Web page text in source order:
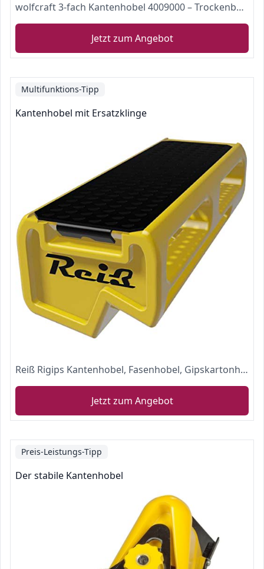
wolfcraft 3-fach Kantenhobel 4009000 – Trockenbau Hobel mit Dreifachklinge zum Anschrägen von Kanten bei Gipskarton – Für die Plattenstärken 9,5 & 12,5mm
Jetzt zum Angebot
Multifunktions-Tipp
Kantenhobel mit Ersatzklinge
Reiß Rigips Kantenhobel, Fasenhobel, Gipskartonhobel und kleiner Handhobel
Jetzt zum Angebot
Preis-Leistungs-Tipp
Der stabile Kantenhobel